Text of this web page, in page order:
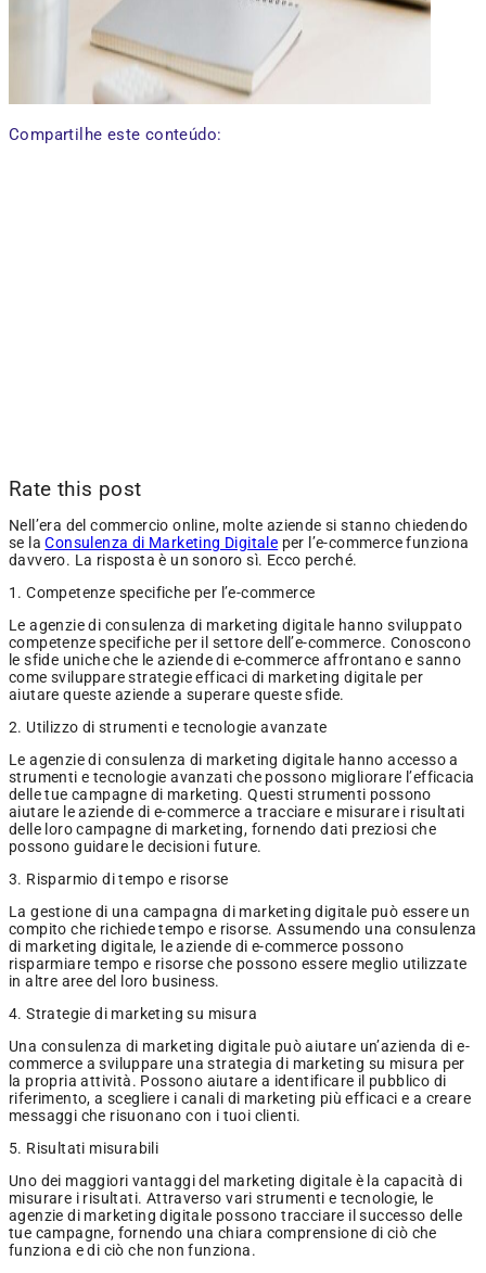
Compartilhe este conteúdo:
Rate this post
Nell’era del commercio online, molte aziende si stanno chiedendo
se laConsulenza di Marketing Digitale per l’e-commerce funziona
davvero. La risposta è un sonoro sì. Ecco perché.
1. Competenze specifiche per l’e-commerce
Le agenzie di consulenza di marketing digitale hanno sviluppato
competenze specifiche per il settore dell’e-commerce. Conoscono
le sfide uniche che le aziende di e-commerce affrontano e sanno
come sviluppare strategie efficaci di marketing digitale per
aiutare queste aziende a superare queste sfide.
2. Utilizzo di strumenti e tecnologie avanzate
Le agenzie di consulenza di marketing digitale hanno accesso a
strumenti e tecnologie avanzati che possono migliorare l’efficacia
delle tue campagne di marketing. Questi strumenti possono
aiutare le aziende di e-commerce a tracciare e misurare i risultati
delle loro campagne di marketing, fornendo dati preziosi che
possono guidare le decisioni future.
3. Risparmio di tempo e risorse
La gestione di una campagna di marketing digitale può essere un
compito che richiede tempo e risorse. Assumendo una consulenza
di marketing digitale, le aziende di e-commerce possono
risparmiare tempo e risorse che possono essere meglio utilizzate
in altre aree del loro business.
4. Strategie di marketing su misura
Una consulenza di marketing digitale può aiutare un’azienda di e-
commerce a sviluppare una strategia di marketing su misura per
la propria attività. Possono aiutare a identificare il pubblico di
riferimento, a scegliere i canali di marketing più efficaci e a creare
messaggi che risuonano con i tuoi clienti.
5. Risultati misurabili
Uno dei maggiori vantaggi del marketing digitale è la capacità di
misurare i risultati. Attraverso vari strumenti e tecnologie, le
agenzie di marketing digitale possono tracciare il successo delle
tue campagne, fornendo una chiara comprensione di ciò che
funziona e di ciò che non funziona.